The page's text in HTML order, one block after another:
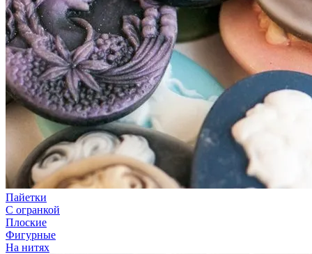
Пайетки
С огранкой
Плоские
Фигурные
На нитях